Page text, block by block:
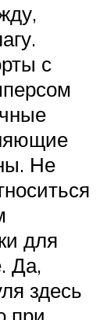
с
Не
для
Да,
здесь